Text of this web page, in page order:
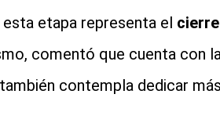
etapa representa el
comentó que cuenta con
contempla dedicar